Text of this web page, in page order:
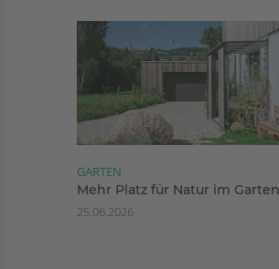
GARTEN
Mehr Platz für Natur im Garten
25.06.2026